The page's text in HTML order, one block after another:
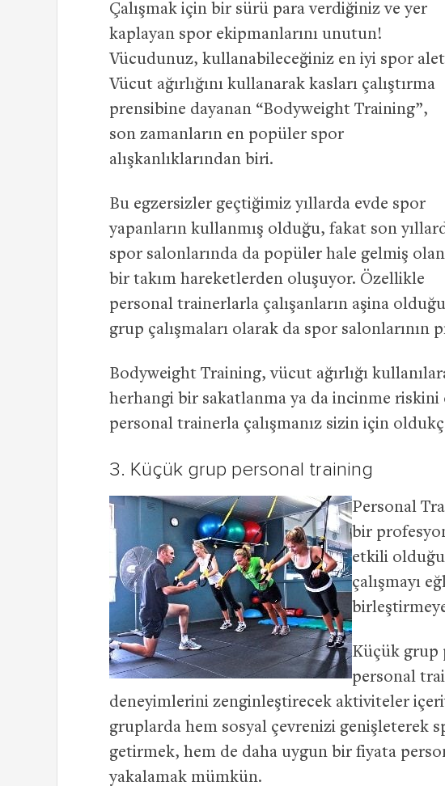
Çalışmak için bir sürü para verdiğiniz ve yer
kaplayan spor ekipmanlarını unutun!
Vücudunuz, kullanabileceğiniz en iyi spor
Vücut ağırlığını kullanarak kasları çalıştırma
prensibine dayanan “Bodyweight Training”,
son zamanların en popüler spor
alışkanlıklarından biri.
Bu egzersizler geçtiğimiz yıllarda evde spor
yapanların kullanmış olduğu, fakat son
spor salonlarında da popüler hale gelmiş olan
bir takım hareketlerden oluşuyor. Özellikle
personal trainerlarla çalışanların aşina
grup çalışmaları olarak da spor salonlarının
Bodyweight Training, vücut ağırlığı
herhangi bir sakatlanma ya da incinme riskini
personal trainerla çalışmanız sizin için
3. Küçük grup personal training
Personal
bir
etkili
çalışmayı
Küçük grup
personal
deneyimlerini zenginleştirecek aktiviteler
gruplarda hem sosyal çevrenizi genişleterek
getirmek, hem de daha uygun bir fiyata
yakalamak mümkün.